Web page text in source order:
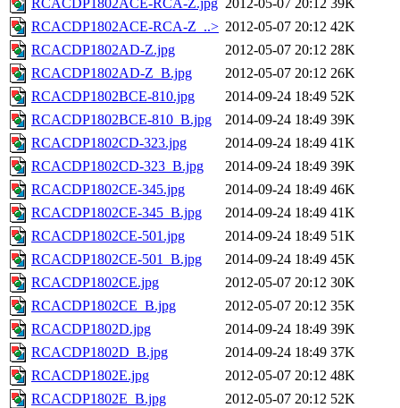
RCACDP1802ACE-RCA-Z.jpg 2012-05-07 20:12 39K
RCACDP1802ACE-RCA-Z_..> 2012-05-07 20:12 42K
RCACDP1802AD-Z.jpg
2012-05-07 20:12 28K
RCACDP1802AD-Z_B.jpg
2012-05-07 20:12 26K
RCACDP1802BCE-810.jpg
2014-09-24 18:49 52K
RCACDP1802BCE-810_B.jpg
2014-09-24 18:49 39K
RCACDP1802CD-323.jpg
2014-09-24 18:49 41K
RCACDP1802CD-323_B.jpg
2014-09-24 18:49 39K
RCACDP1802CE-345.jpg
2014-09-24 18:49 46K
RCACDP1802CE-345_B.jpg
2014-09-24 18:49 41K
RCACDP1802CE-501.jpg
2014-09-24 18:49 51K
RCACDP1802CE-501_B.jpg
2014-09-24 18:49 45K
RCACDP1802CE.jpg
2012-05-07 20:12 30K
RCACDP1802CE_B.jpg
2012-05-07 20:12 35K
RCACDP1802D.jpg
2014-09-24 18:49 39K
RCACDP1802D_B.jpg
2014-09-24 18:49 37K
RCACDP1802E.jpg
2012-05-07 20:12 48K
RCACDP1802E_B.jpg
2012-05-07 20:12 52K